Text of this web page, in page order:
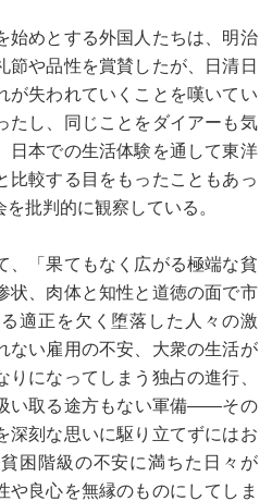
めとする外国人たちは、明治
節や品性を賞賛したが、日清日
が失われていくことを嘆いてい
たし、同じことをダイアーも気
日本での生活体験を通して東洋
比較する目をもったこともあっ
批判的に観察している。
「果てもなく広がる極端な貧
状、肉体と知性と道徳の面で市
適正を欠く堕落した人々の激
ない雇用の不安、大衆の生活が
になってしまう独占の進行、
い取る途方もない軍備——その
深刻な思いに駆り立てずにはお
困階級の不安に満ちた日々が
や良心を無縁のものにしてしま